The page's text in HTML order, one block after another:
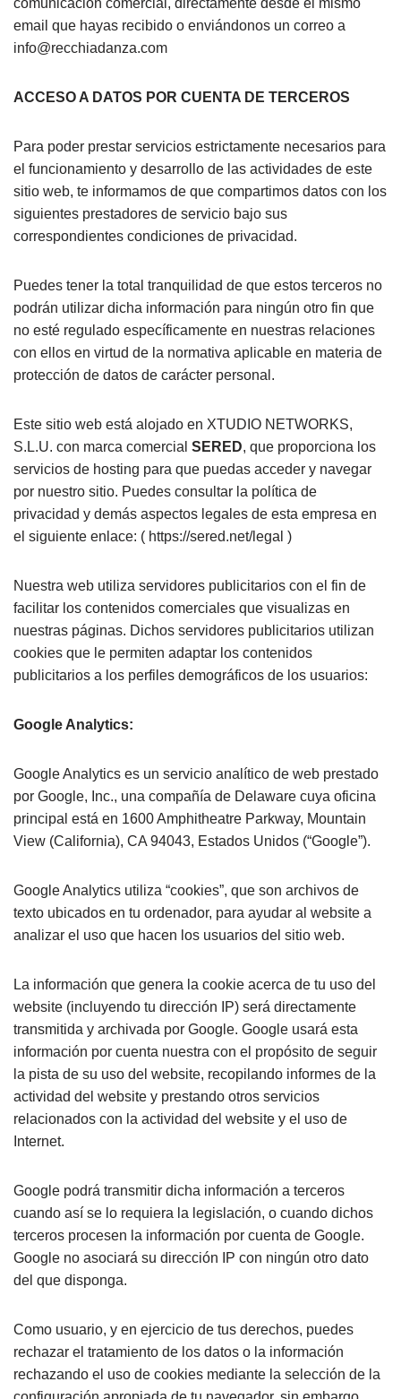
email que hayas recibido o enviándonos un correo a
info@recchiadanza.com
ACCESO A DATOS POR CUENTA DE TERCEROS
Para poder prestar servicios estrictamente necesarios para
el funcionamiento y desarrollo de las actividades de este
sitio web, te informamos de que compartimos datos con los
siguientes prestadores de servicio bajo sus
correspondientes condiciones de privacidad.
Puedes tener la total tranquilidad de que estos terceros no
podrán utilizar dicha información para ningún otro fin que
no esté regulado específicamente en nuestras relaciones
con ellos en virtud de la normativa aplicable en materia de
protección de datos de carácter personal.
Este sitio web está alojado en XTUDIO NETWORKS,
S.L.U. con marca comercial SERED, que proporciona los
servicios de hosting para que puedas acceder y navegar
por nuestro sitio. Puedes consultar la política de
privacidad y demás aspectos legales de esta empresa en
el siguiente enlace: ( https://sered.net/legal )
Nuestra web utiliza servidores publicitarios con el fin de
facilitar los contenidos comerciales que visualizas en
nuestras páginas. Dichos servidores publicitarios utilizan
cookies que le permiten adaptar los contenidos
publicitarios a los perfiles demográficos de los usuarios:
Google Analytics:
Google Analytics es un servicio analítico de web prestado
por Google, Inc., una compañía de Delaware cuya oficina
principal está en 1600 Amphitheatre Parkway, Mountain
View (California), CA 94043, Estados Unidos (“Google”).
Google Analytics utiliza “cookies”, que son archivos de
texto ubicados en tu ordenador, para ayudar al website a
analizar el uso que hacen los usuarios del sitio web.
La información que genera la cookie acerca de tu uso del
website (incluyendo tu dirección IP) será directamente
transmitida y archivada por Google. Google usará esta
información por cuenta nuestra con el propósito de seguir
la pista de su uso del website, recopilando informes de la
actividad del website y prestando otros servicios
relacionados con la actividad del website y el uso de
Internet.
Google podrá transmitir dicha información a terceros
cuando así se lo requiera la legislación, o cuando dichos
terceros procesen la información por cuenta de Google.
Google no asociará su dirección IP con ningún otro dato
del que disponga.
Como usuario, y en ejercicio de tus derechos, puedes
rechazar el tratamiento de los datos o la información
rechazando el uso de cookies mediante la selección de la